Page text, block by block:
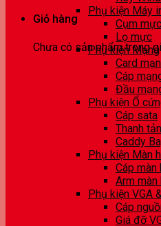
Giỏ hàng
Chưa có sản phẩm trong
Phụ kiện Máy
Cụm mực
Lọ mực
Phụ kiện Mạng
Card
Cáp
Đầu
Phụ kiện Ổ
Cáp sata
Thanh
Caddy
Phụ kiện Màn
Cáp màn
Arm màn
Phụ kiện VGA
Cáp
Giá đỡ